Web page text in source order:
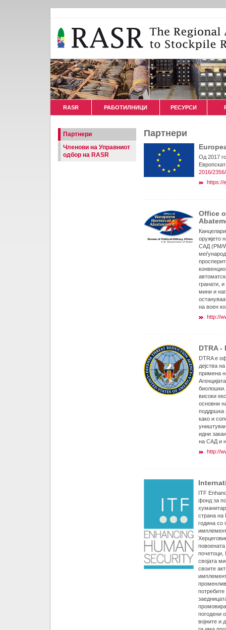
RASR РАБОТИЛНИЦИ РЕСУРСИ
Партнери
Од 2017
2016/
https://
Office
оружјето
САД (PM/
гранати, и
мини и
на воен
http://
DTRA
DTRA е
дејства
примена
биолошки.
високи
основни
поддршка
како и
идни
на САД и
http://
ITF
фонд за
страна на
година со
повоената
почетоци,
својата
своите
потребите
погодени
војните и
Партнери
Членови на Управниот
одбор на RASR